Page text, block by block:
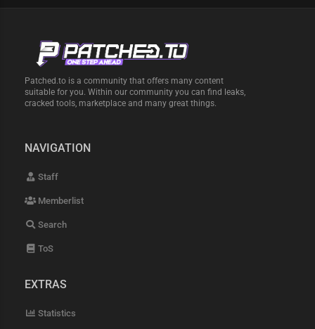
Patched.to is a community that offers many content
suitable for you. Within our community you can find leaks,
cracked tools, marketplace and many great things.
NAVIGATION
Staff
Memberlist
Search
ToS
EXTRAS
Statistics